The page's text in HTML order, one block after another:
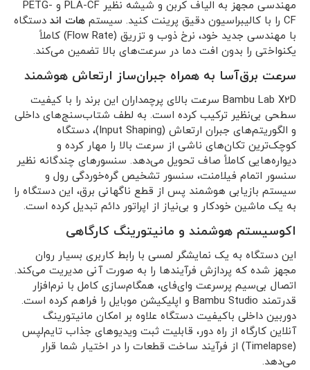
مهندسی مجهز به الیاف کربن و شیشه نظیر PLA-CF و PETG-
CF را با کالیبراسیون دقیق پرینت کنید. سیستم
هات اند دستگاه
با مهندسی جدید خود، نرخ ذوب و تزریق (Flow Rate) کاملاً
یکنواختی را بدون افت دما در سرعت‌های بالا تضمین می‌کند.
سرعت برق‌آسا به همراه جبران‌ساز ارتعاش هوشمند
Bambu Lab X2D سرعت بالای پرچمداران این برند را با کیفیت
سطحی بی‌نظیر ترکیب کرده است. به لطف شتاب‌سنج‌های داخلی
و الگوریتم‌های جبران ارتعاش (Input Shaping)، دستگاه
کوچک‌ترین تکان‌های ناشی از سرعت بالا را مهار کرده و
دیواره‌هایی کاملاً صاف تحویل می‌دهد. سنسورهای چندگانه نظیر
سنسور اتمام فیلامنت، سنسور تشخیص گره‌خوردگی رول و
سیستم بازیابی هوشمند پس از قطع ناگهانی برق، این دستگاه را
به یک ماشین خودکار و بی‌نیاز از اپراتور دائم تبدیل کرده است.
اکوسیستم هوشمند و مانیتورینگ کارگاهی
این دستگاه به یک نمایشگر لمسی با رابط کاربری بسیار روان
مجهز شده که پردازش فرآیندها را به صورت آنی مدیریت می‌کند.
اتصال بی‌سیم پرسرعت وای‌فای، همگام‌سازی کامل با نرم‌افزار
قدرتمند Bambu Studio و اپلیکیشن موبایل را فراهم کرده است.
دوربین داخلی باکیفیت دستگاه علاوه بر امکان مانیتورینگ
آنلاین کارگاه از راه دور، قابلیت ثبت ویدیوهای جذاب تایم‌لپس
(Timelapse) از فرآیند ساخت قطعات را در اختیار شما قرار
می‌دهد.